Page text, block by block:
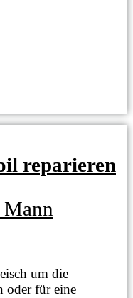
reparieren
um die
oder für eine